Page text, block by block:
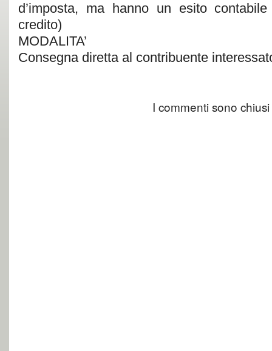
d’imposta, ma hanno un esito
credito)
MODALITA’
Consegna diretta al contribuente
I commenti sono chiusi